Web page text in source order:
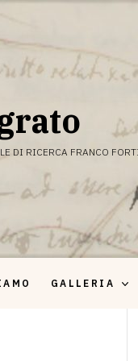
DI RICERCA FRANCO
GALLERIA